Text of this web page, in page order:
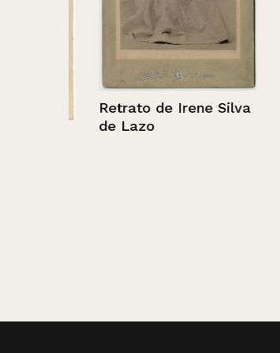
Retrato de Irene Silva
de Lazo